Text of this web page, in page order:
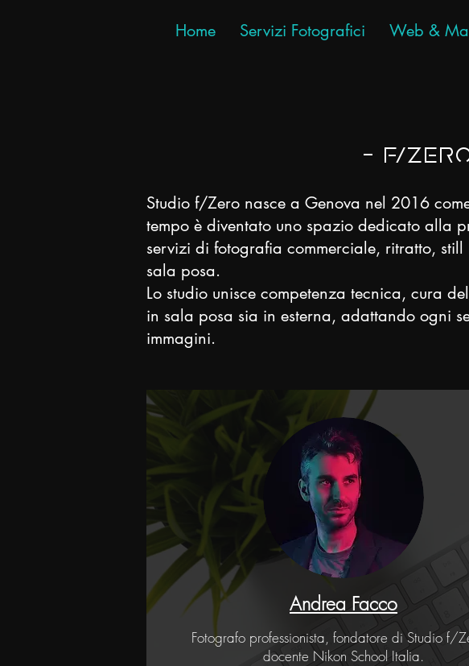
Home Servizi Fotografici Web &
- f/
Studio f/Zero nasce a Genova nel 2016
tempo è diventato uno spazio dedicato alla
servizi di fotografia commerciale, ritratto,
sala posa.
Lo studio unisce competenza tecnica, cura
in sala posa sia in esterna, adattando ogni
immagini.
Andrea Facco
Fotografo professionista, fondatore di Studio f/
docente Nikon School Italia.